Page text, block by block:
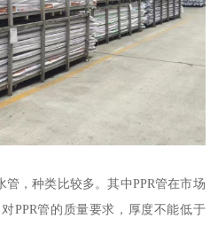
管，种类比较多。其中PPR管在市场
PPR管的质量要求，厚度不能低于